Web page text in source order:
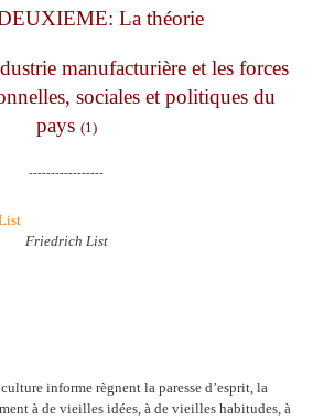
La théorie
manufacturière et les forces
sociales et politiques du
pays (1)
-----------------
Friedrich List
informe règnent la paresse d’esprit, la
à de vieilles idées, à de vieilles habitudes, à